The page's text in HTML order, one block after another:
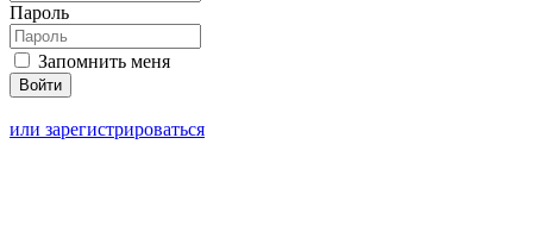
Пароль
Запомнить меня
или зарегистрироваться